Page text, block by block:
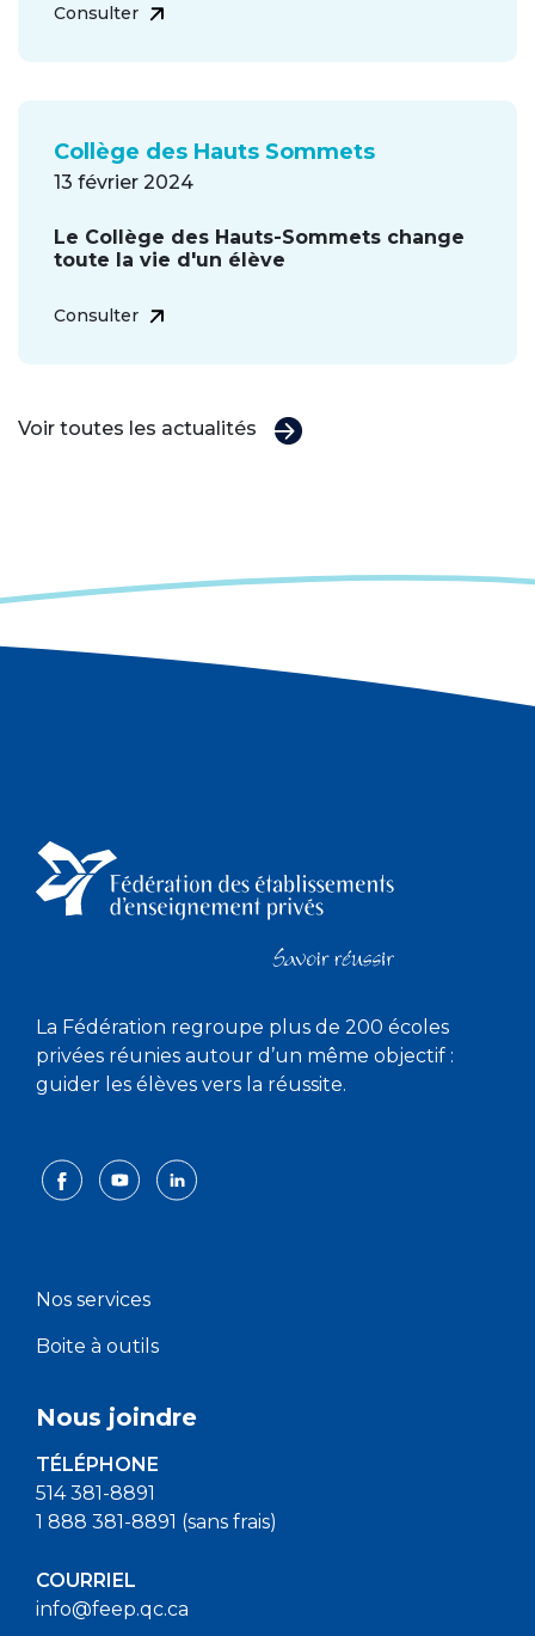
Voir toutes les actualités
Consulter
Collège des Hauts Sommets
13 février 2024
Le Collège des Hauts-Sommets change
toute la vie d'un élève
Consulter
La Fédération regroupe plus de 200 écoles
privées réunies autour d’un même objectif :
guider les élèves vers la réussite.
Nos services
Boite à outils
Nous joindre
TÉLÉPHONE
514 381-8891
1 888 381-8891 (sans frais)
COURRIEL
info@feep.qc.ca